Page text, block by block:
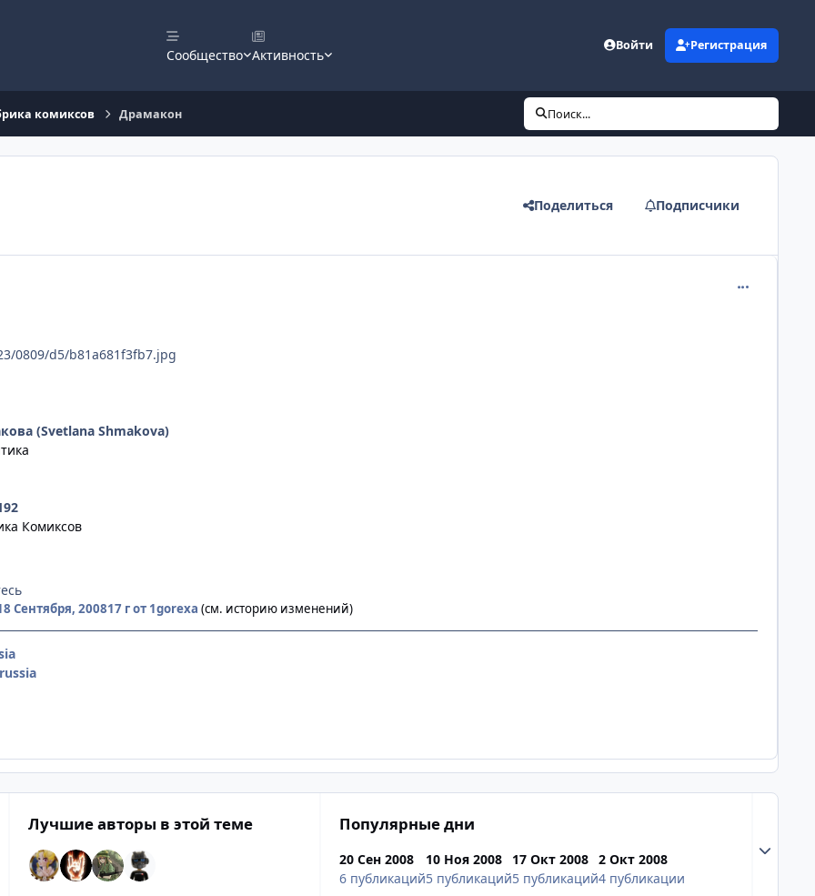
Сообщество Активность
Войти Регистрация
комиксов Драмакон Поиск...
Поделиться Подписчики
0809/d5/b81a681f3fb7.jpg
(Svetlana Shmakova)
Комиксов
Сентября, 200817 гот 1gorexa (см. историю изменений)
Лучшие авторы в этой теме Популярные дни
20 Сен 2008
6 публикаций
10 Ноя 2008
5 публикаций
17 Окт 2008
5 публикаций
2 Окт 2008
4 публикации